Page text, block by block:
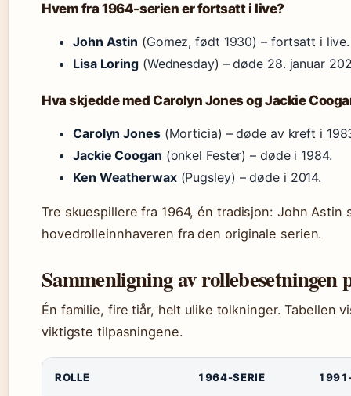
Hvem fra 1964-serien er fortsatt i live?
John Astin (Gomez, født 1930) – fortsatt i live.
Lisa Loring(Wednesday) – døde 28. januar
Hva skjedde med Carolyn Jones og Jackie
Carolyn Jones(Morticia) – døde av kreft i
Jackie Coogan (onkel Fester) – døde i 1984.
Ken Weatherwax(Pugsley) – døde i 2014.
Tre skuespillere fra 1964, én tradisjon: John
hovedrolleinnhaveren fra den originale serien.
Sammenligning av rollebesetningen
Én familie, fire tiår, helt ulike tolkninger. Tabellen
viktigste tilpasningene.
ROLLE 1964-SERIE